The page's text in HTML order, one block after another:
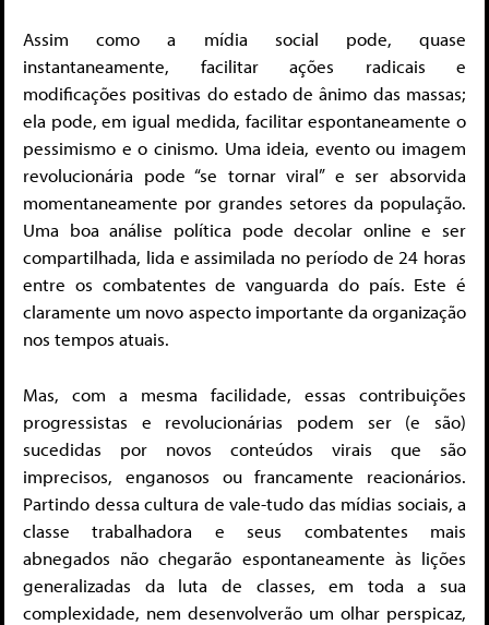
Assim como a mídia social pode, quase
instantaneamente, facilitar ações radicais e
modificações positivas do estado de ânimo das massas;
ela pode, em igual medida, facilitar espontaneamente o
pessimismo e o cinismo. Uma ideia, evento ou imagem
revolucionária pode “se tornar viral” e ser absorvida
momentaneamente por grandes setores da população.
Uma boa análise política pode decolar online e ser
compartilhada, lida e assimilada no período de 24 horas
entre os combatentes de vanguarda do país. Este é
claramente um novo aspecto importante da organização
nos tempos atuais.
Mas, com a mesma facilidade, essas contribuições
progressistas e revolucionárias podem ser (e são)
sucedidas por novos conteúdos virais que são
imprecisos, enganosos ou francamente reacionários.
Partindo dessa cultura de vale-tudo das mídias sociais, a
classe trabalhadora e seus combatentes mais
abnegados não chegarão espontaneamente às lições
generalizadas da luta de classes, em toda a sua
complexidade, nem desenvolverão um olhar perspicaz,